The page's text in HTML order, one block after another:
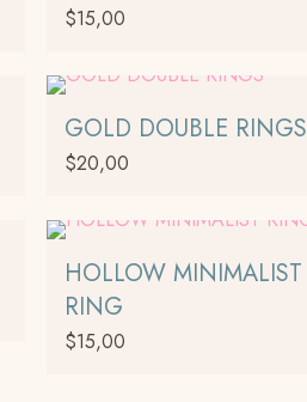
$15,00
GOLD DOUBLE RINGS
$20,00
HOLLOW MINIMALIST
RING
$15,00